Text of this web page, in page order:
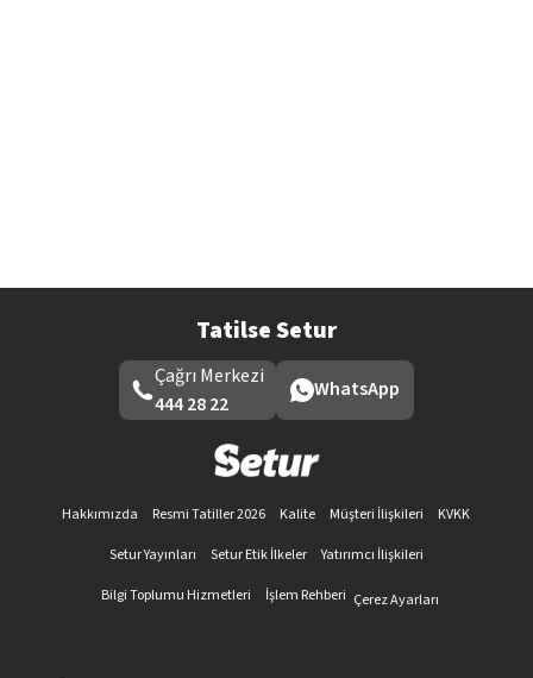
Tatilse Setur
Çağrı Merkezi
444 28 22
WhatsApp
Hakkımızda Resmi Tatiller 2026 Kalite Müşteri İlişkileri
KVKK
Setur Yayınları
Setur Etik İlkeler
Yatırımcı İlişkileri
Bilgi Toplumu Hizmetleri
İşlem Rehberi Çerez Ayarları